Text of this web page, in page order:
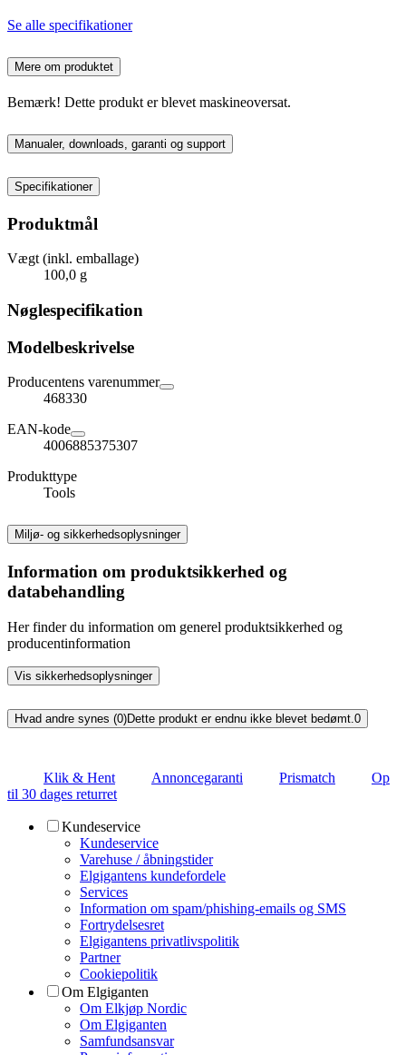
Se alle specifikationer
Mere om produktet
Bemærk! Dette produkt er blevet maskineoversat.
Manualer, downloads, garanti og support
Specifikationer
Produktmål
Vægt (inkl. emballage)
100,0 g
Nøglespecifikation
Modelbeskrivelse
Producentens varenummer
468330
EAN-kode
4006885375307
Produkttype
Tools
Miljø- og sikkerhedsoplysninger
Information om produktsikkerhed og
databehandling
Her finder du information om generel produktsikkerhed og
producentinformation
Vis sikkerhedsoplysninger
Hvad andre synes (0)Dette produkt er endnu ikke blevet bedømt. 0
Klik & Hent Annoncegaranti Prismatch
Op
til 30 dages returret
Kundeservice
Kundeservice
Varehuse / åbningstider
Elgigantens kundefordele
Services
Information om spam/phishing-emails og SMS
Fortrydelsesret
Elgigantens privatlivspolitik
Partner
Cookiepolitik
Om Elgiganten
Om Elkjøp Nordic
Om Elgiganten
Samfundsansvar